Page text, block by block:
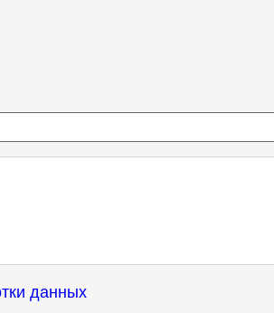
данных